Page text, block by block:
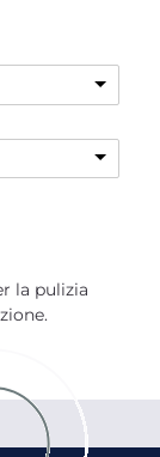
la pulizia